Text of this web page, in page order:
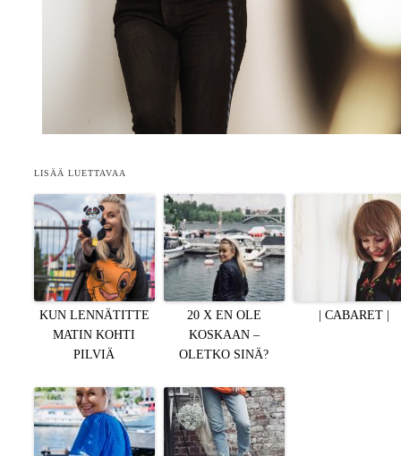
LISÄÄ LUETTAVAA
KUN LENNÄTITTE
MATIN KOHTI
PILVIÄ
20 X EN OLE
KOSKAAN –
OLETKO SINÄ?
| CABARET |